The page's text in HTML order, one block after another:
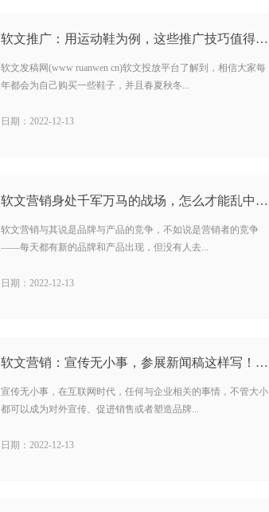
软文推广：用运动鞋为例，这些推广技巧值得借鉴…
软文发稿网(www ruanwen cn)软文投放平台了解到，相信大家每
年都会为自己购买一些鞋子，并且春夏秋冬...
日期：2022-12-13
软文营销身处千军万马的战场，怎么才能乱中取胜？…
软文营销与其说是品牌与产品的竞争，不如说是营销者的竞争
——每天都有新的品牌和产品出现，但没有人去...
日期：2022-12-13
软文营销：宣传无小事，参展新闻稿这样写！…
宣传无小事，在互联网时代，任何与企业相关的事情，不管大小
都可以成为对外宣传、促进销售或者塑造品牌...
日期：2022-12-13